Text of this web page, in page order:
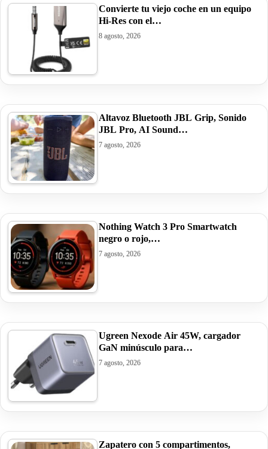
Convierte tu viejo coche en un equipo
Hi-Res con el…
8 agosto, 2026
Altavoz Bluetooth JBL Grip, Sonido
JBL Pro, AI Sound…
7 agosto, 2026
Nothing Watch 3 Pro Smartwatch
negro o rojo,…
7 agosto, 2026
Ugreen Nexode Air 45W, cargador
GaN minúsculo para…
7 agosto, 2026
Zapatero con 5 compartimentos,